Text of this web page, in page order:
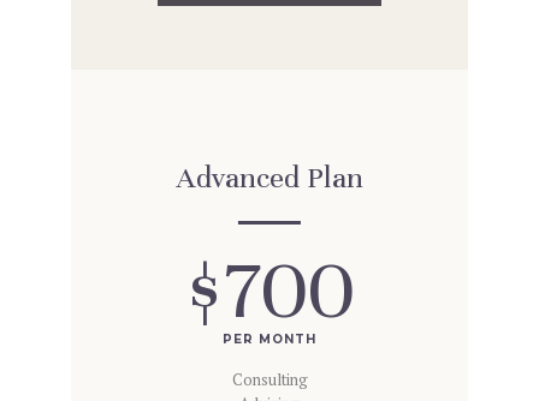
Advanced Plan
$700
PER MONTH
Consulting